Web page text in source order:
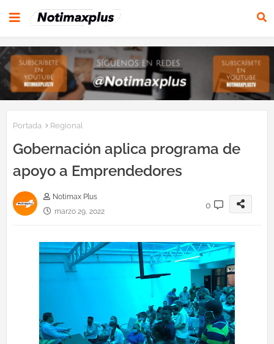
Portada Regional
Gobernación aplica programa de
apoyo a Emprendedores
Notimax Plus
marzo 29, 2022
0